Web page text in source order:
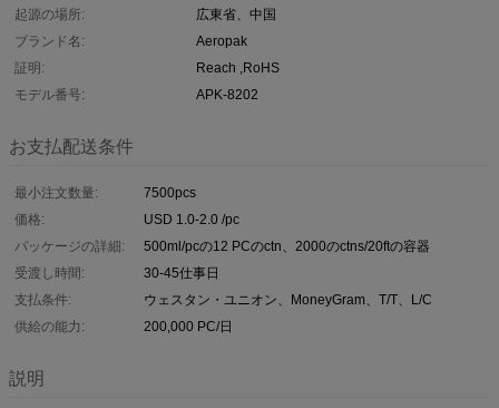
起源の場所:
広東省、中国
ブランド名:
Aeropak
証明:
Reach ,RoHS
モデル番号:
APK-8202
お支払配送条件
最小注文数量:
7500pcs
価格:
USD 1.0-2.0 /pc
パッケージの詳細:
500ml/pcの12 PCのctn、2000のctns/20ftの容器
受渡し時間:
30-45仕事日
支払条件:
ウェスタン・ユニオン、MoneyGram、T/T、L/C
供給の能力:
200,000 PC/日
説明